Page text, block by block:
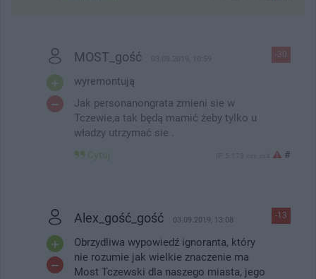
-30
MOST_gość
wyremontują
Jak personanongrata zmieni sie w
Tczewie,a tak będą mamić żeby tylko u
władzy utrzymać sie .
Cytuj #
-13
Alex_gość_gość 03.09.2019, 13:08
Obrzydliwa wypowiedź ignoranta, który
nie rozumie jak wielkie znaczenie ma
Most Tczewski dla naszego miasta, jego